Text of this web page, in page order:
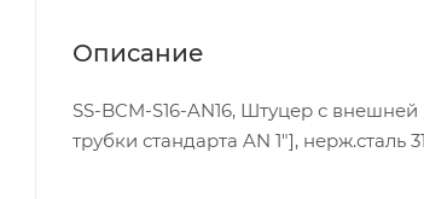
Описание
SS-BCM-S16-AN16, Штуцер с
трубки стандарта AN 1"], нерж.сталь